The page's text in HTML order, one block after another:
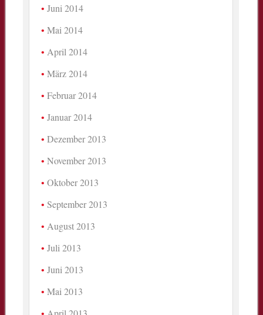
Juni 2014
Mai 2014
April 2014
März 2014
Februar 2014
Januar 2014
Dezember 2013
November 2013
Oktober 2013
September 2013
August 2013
Juli 2013
Juni 2013
Mai 2013